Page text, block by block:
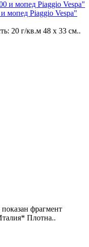
мопед Piaggio Vespa"
20 г/кв.м 48 х 33 см..
фрагмент
Плотна..